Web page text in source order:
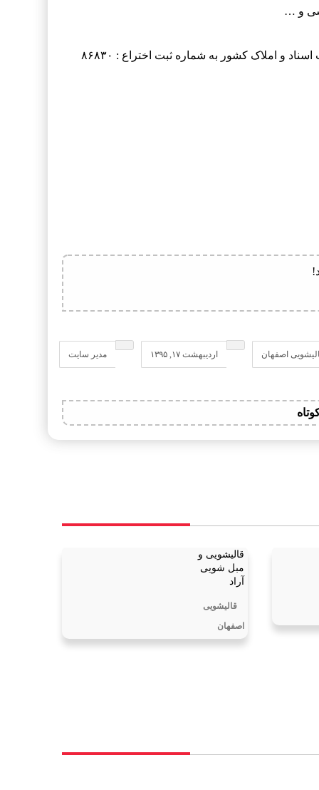
و …
با تاییدیه از دانشگاه علوم پزشکی اصفهان و گواهی ثبت اختراع از سازمان ثبت اسناد و املاک کشور به شماره ثبت اختراع : ۸۶۸۳۰
مدیر سایت اردیبهشت ۱۷, ۱۳۹۵ اصفهان
قالیشویی و
مبل شویی
آراد
قالیشویی
اصفهان